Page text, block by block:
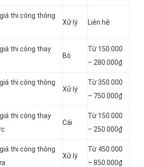
thi công thông
Xử lý Liên hệ
thi công thay
Bộ
Từ 150.000
– 280.000₫
thi công thông
Xử lý
Từ 350.000
– 750.000₫
thi công thay
Cái
Từ 150.000
– 250.000₫
thi công thông
Xử lý
Từ 450.000
– 850.000₫